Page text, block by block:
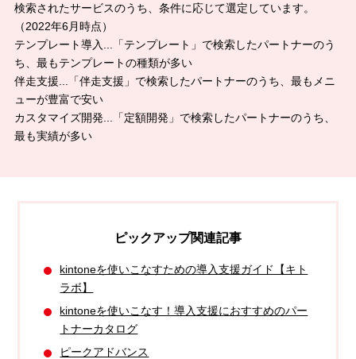
検索されたサービスのうち、条件に応じて選定しています。
（2022年6月時点）
テンプレート導入...「テンプレート」で検索したパートナーのう
ち、最もテンプレートの種類が多い
伴走支援...「伴走支援」で検索したパートナーのうち、最もメニ
ューが豊富で安い
カスタマイズ開発...「定額開発」で検索したパートナーのうち、
最も実績が多い
ピックアップ関連記事
kintoneを使いこなすための導入支援ガイド【キト
ラボ】
kintoneを使いこなす！導入支援におすすめのパー
トナーカタログ
ピークアドバンス